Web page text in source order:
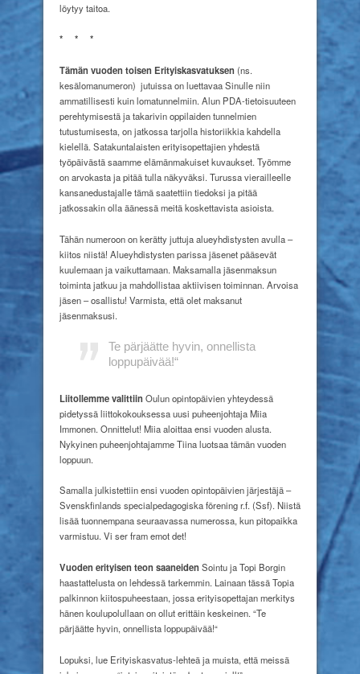
löytyy taitoa.
* * *
Tämän vuoden toisen Erityiskasvatuksen (ns.
kesälomanumeron) jutuissa on luettavaa Sinulle niin
ammatillisesti kuin lomatunnelmiin. Alun PDA-tietoisuuteen
perehtymisestä ja takarivin oppilaiden tunnelmien
tutustumisesta, on jatkossa tarjolla historiikkia kahdella
kielellä. Satakuntalaisten erityisopettajien yhdestä
työpäivästä saamme elämänmakuiset kuvaukset. Työmme
on arvokasta ja pitää tulla näkyväksi. Turussa vierailleelle
kansanedustajalle tämä saatettiin tiedoksi ja pitää
jatkossakin olla äänessä meitä koskettavista asioista.
Tähän numeroon on kerätty juttuja alueyhdistysten avulla –
kiitos niistä! Alueyhdistysten parissa jäsenet pääsevät
kuulemaan ja vaikuttamaan. Maksamalla jäsenmaksun
toiminta jatkuu ja mahdollistaa aktiivisen toiminnan. Arvoisa
jäsen – osallistu! Varmista, että olet maksanut
jäsenmaksusi.
Te pärjäätte hyvin, onnellista
loppupäivää!“
Liitollemme valittiin Oulun opintopäivien yhteydessä
pidetyssä liittokokouksessa uusi puheenjohtaja Miia
Immonen. Onnittelut! Miia aloittaa ensi vuoden alusta.
Nykyinen puheenjohtajamme Tiina luotsaa tämän vuoden
loppuun.
Samalla julkistettiin ensi vuoden opintopäivien järjestäjä –
Svenskfinlands specialpedagogiska förening r.f. (Ssf). Niistä
lisää tuonnempana seuraavassa numerossa, kun pitopaikka
varmistuu. Vi ser fram emot det!
Vuoden erityisen teon saaneiden Sointu ja Topi Borgin
haastattelusta on lehdessä tarkemmin. Lainaan tässä Topia
palkinnon kiitospuheestaan, jossa erityisopettajan merkitys
hänen koulupolullaan on ollut erittäin keskeinen. “Te
pärjäätte hyvin, onnellista loppupäivää!“
Lopuksi, lue Erityiskasvatus-lehteä ja muista, että meissä